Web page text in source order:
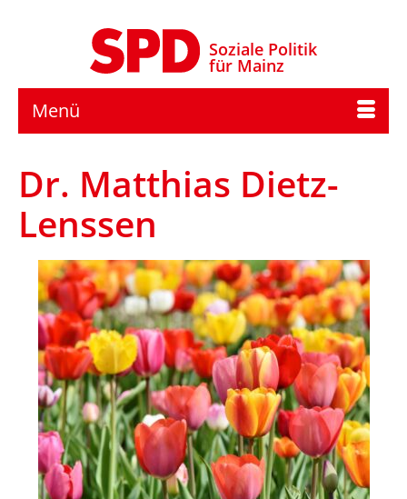
Soziale Politik
für Mainz
Menü
Dr. Matthias Dietz-
Lenssen